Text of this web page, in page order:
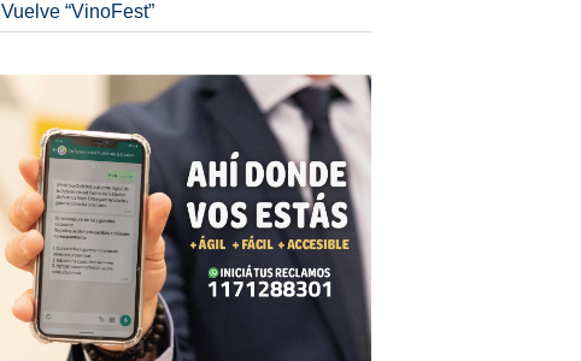
Vuelve “VinoFest”